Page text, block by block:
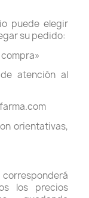
puede elegir
su pedido:
atención al
orientativas,
los precios